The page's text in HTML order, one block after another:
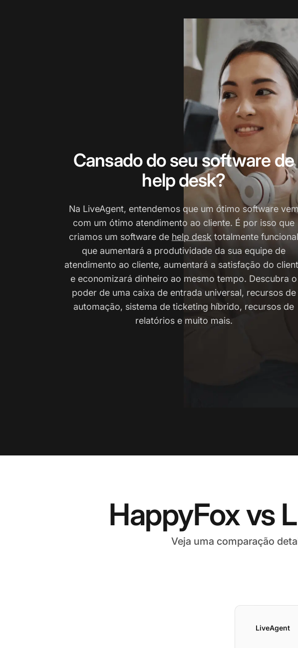
Cansado do seu software de
help desk?
Na LiveAgent, entendemos que um ótimo software
com um ótimo atendimento ao cliente. É por isso que
criamos um software de help desk totalmente funcional
que aumentará a produtividade da sua equipe de
atendimento ao cliente, aumentará a satisfação do
e economizará dinheiro ao mesmo tempo. Descubra o
poder de uma caixa de entrada universal, recursos de
automação, sistema de ticketing híbrido, recursos de
relatórios e muito mais.
HappyFox vs
Veja uma comparação
LiveAgent